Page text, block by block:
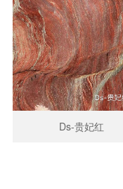
Ds-贵妃红